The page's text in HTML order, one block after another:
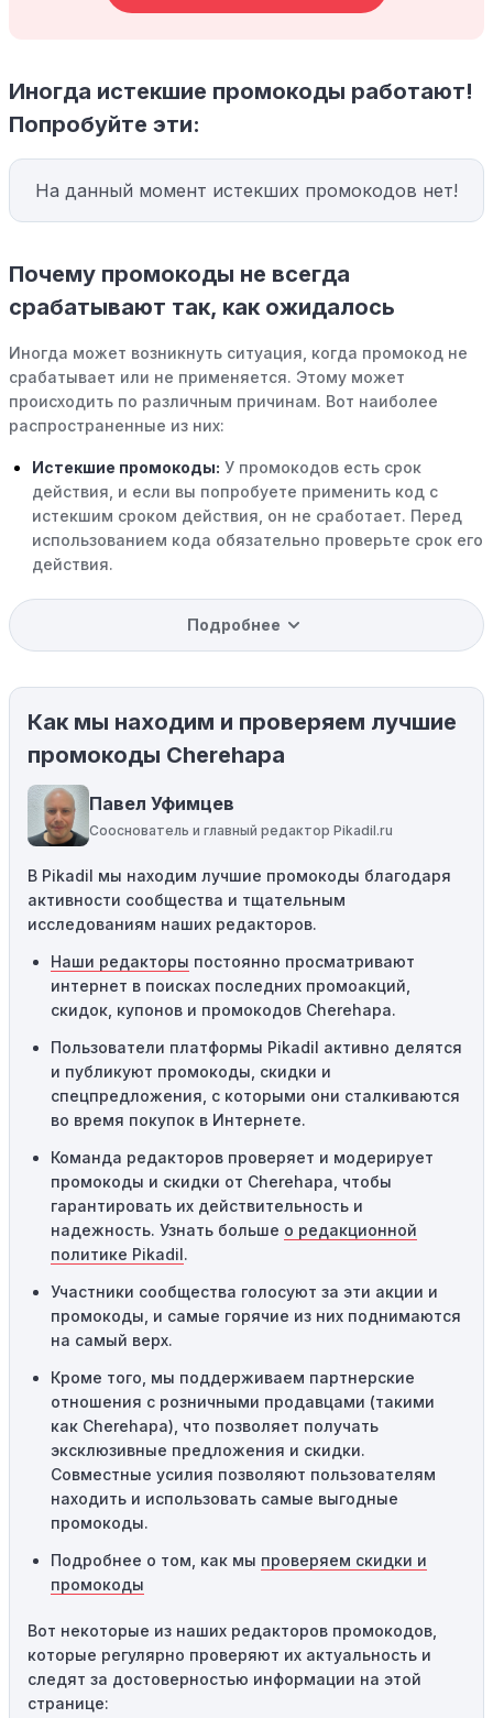
Иногда истекшие промокоды работают!
Попробуйте эти:
На данный момент истекших промокодов нет!
Почему промокоды не всегда
срабатывают так, как ожидалось
Иногда может возникнуть ситуация, когда промокод не
срабатывает или не применяется. Этому может
происходить по различным причинам. Вот наиболее
распространенные из них:
Истекшие промокоды: У промокодов есть срок
действия, и если вы попробуете применить код с
истекшим сроком действия, он не сработает. Перед
использованием кода обязательно проверьте срок его
действия.
Уже со скидкой:В некоторых случаях интересующий
вас товар может быть уже со скидкой. Некоторые
магазины предлагают скидки и акции напрямую, без
Ограничения на использование промокода:
Некоторые промокоды распространяются только на
определенные товары, бренды или категории. Если вы
пытаетесь применить код к товару, не
соответствующему критериям, он не сработает.
промокоды требуют соблюдения минимального
порога покупки, чтобы получить право на скидку. Если
сумма в корзине не соответствует указанному порогу,
код не сработает.
Географические ограничения:Действие некоторых
промокодов может быть ограничено определенными
местами или регионами. Если вы находитесь за
пределами указанного региона, то код не будет
применяться.
предназначены только для однократного
использования. Если код уже был использован кем-то
другим, он не будет действовать повторно.
Технические сбои:
привести к неработоспособности кодов промокодов. В
таких случаях следует обратиться за помощью в
службу поддержки.
Подробнее
Как мы находим и проверяем лучшие
промокоды Cherehapa
Павел Уфимцев
Сооснователь и главный редактор Pikadil.ru
В Pikadil мы находим лучшие промокоды благодаря
активности сообщества и тщательным
исследованиям наших редакторов.
Наши редакторы постоянно просматривают
интернет в поисках последних промоакций,
скидок, купонов и промокодов Cherehapa.
Пользователи платформы Pikadil активно делятся
и публикуют промокоды, скидки и
спецпредложения, с которыми они сталкиваются
во время покупок в Интернете.
Команда редакторов проверяет и модерирует
промокоды и скидки от Cherehapa, чтобы
гарантировать их действительность и
надежность. Узнать больше о редакционной
политике Pikadil.
Участники сообщества голосуют за эти акции и
промокоды, и самые горячие из них поднимаются
на самый верх.
Кроме того, мы поддерживаем партнерские
отношения с розничными продавцами (такими
как Cherehapa), что позволяет получать
эксклюзивные предложения и скидки.
Совместные усилия позволяют пользователям
находить и использовать самые выгодные
промокоды.
Подробнее о том, как мы проверяем скидки и
промокоды
Вот некоторые из наших редакторов промокодов,
которые регулярно проверяют их актуальность и
следят за достоверностью информации на этой
странице: